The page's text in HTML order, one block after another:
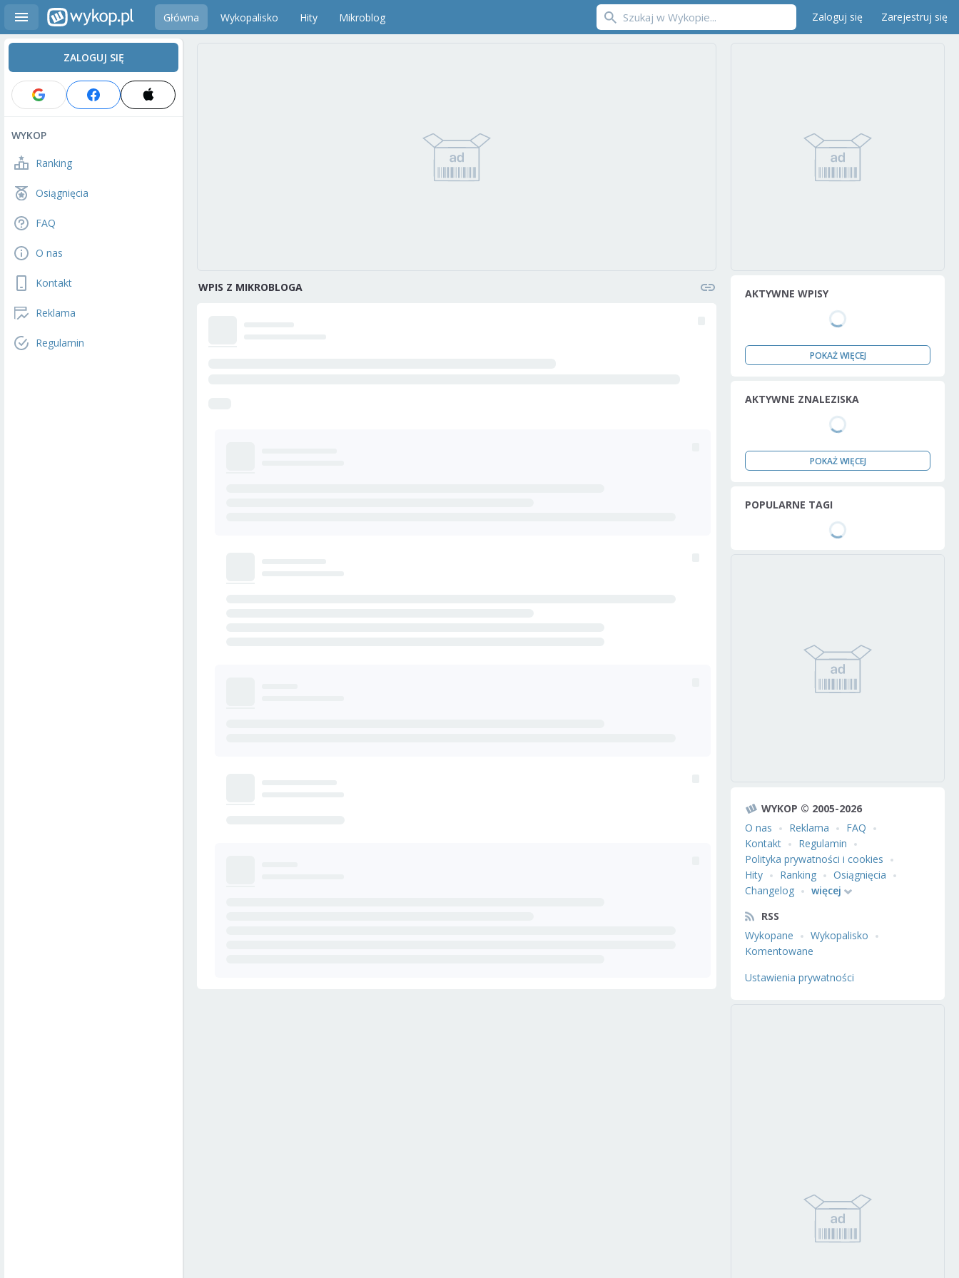
Główna Wykopalisko Hity Mikroblog Zaloguj się Zarejestruj się
ZALOGUJ SIĘ
WYKOP
Ranking
Osiągnięcia
FAQ
O nas
Kontakt
Reklama
Regulamin
WPIS Z MIKROBLOGA AKTYWNE WPISY
POKAŻ WIĘCEJ
AKTYWNE ZNALEZISKA
POKAŻ WIĘCEJ
POPULARNE TAGI
WYKOP © 2005-2026
O nas
Reklama
FAQ
Kontakt
Regulamin
Polityka prywatności i cookies
Hity
Ranking
Osiągnięcia
Changelog
więcej
RSS
Wykopane
Wykopalisko
Komentowane
Ustawienia prywatności